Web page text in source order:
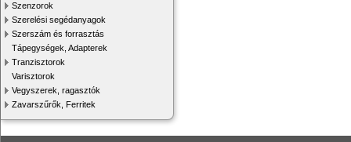
Szenzorok
Szerelési segédanyagok
Szerszám és forrasztás
Tápegységek, Adapterek
Tranzisztorok
Varisztorok
Vegyszerek, ragasztók
Zavarszűrők, Ferritek